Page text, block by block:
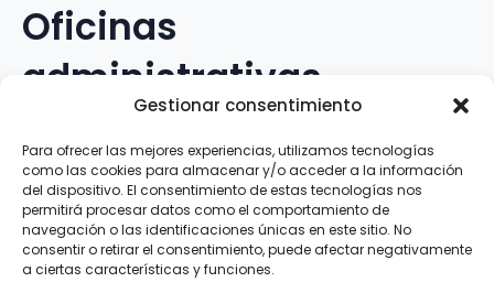
Gestionar consentimiento
Para ofrecer las mejores experiencias, utilizamos tecnologías
como las cookies para almacenar y/o acceder a la información
del dispositivo. El consentimiento de estas tecnologías nos
permitirá procesar datos como el comportamiento de
navegación o las identificaciones únicas en este sitio. No
consentir o retirar el consentimiento, puede afectar negativamente
a ciertas características y funciones.
Oficinas
administrativas
Avenida Galileo Galilei, 12
15.008 · A Coruña · España
Teléfono:881.069.303
WhatsApp:616.897.466